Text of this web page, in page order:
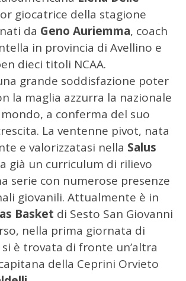
giocatrice della stagione
da Geno Auriemma, coach
in provincia di Avellino e
dieci titoli NCAA.
grande soddisfazione poter
la maglia azzurra la nazionale
a conferma del suo
La ventenne pivot, nata
e valorizzatasi nella Salus
già un curriculum di rilievo
serie con numerose presenze
giovanili. Attualmente è in
Basket di Sesto San Giovanni
nella prima giornata di
è trovata di fronte un’altra
della Ceprini Orvieto